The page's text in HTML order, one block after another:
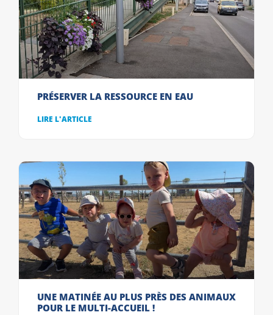
PRÉSERVER LA RESSOURCE EN EAU
LIRE L'ARTICLE
UNE MATINÉE AU PLUS PRÈS DES ANIMAUX
POUR LE MULTI-ACCUEIL !